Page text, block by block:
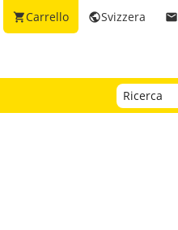
email
publicSvizzera
shopping_cartCarrello